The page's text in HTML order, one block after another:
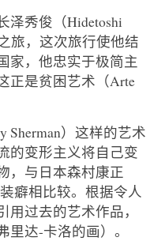
泽秀俊（Hidetoshi
旅，这次旅行使他结
家，他忠实于极简主
正是贫困艺术（Arte
Sherman）这样的艺术
的变形主义将自己变
，与日本森村康正
装癖相比较。根据令人
过去的艺术作品，
达-卡洛的画）。